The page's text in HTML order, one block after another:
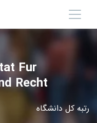
رتبه کل دانشگاه
Fur
Recht